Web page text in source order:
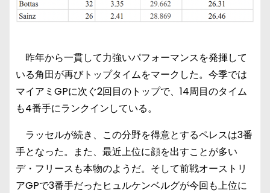
昨年から一貫して力強いパフォーマンスを発揮して
いる角田が再びトップタイムをマークした。今季では
マイアミGPに次ぐ2回目のトップで、14周目のタイム
も4番手にランクインしている。
ラッセルが続き、この分野を得意とするペレスは3番
手となった。また、最近上位に顔を出すことが多い
デ・フリースも本物のようだ。そして前戦オーストリ
アGPで3番手だったヒュルケンベルグが今回も上位に